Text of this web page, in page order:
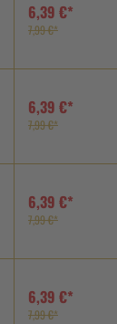
6,39 €*
7,99 €*
6,39 €*
7,99 €*
6,39 €*
7,99 €*
6,39 €*
7,99 €*